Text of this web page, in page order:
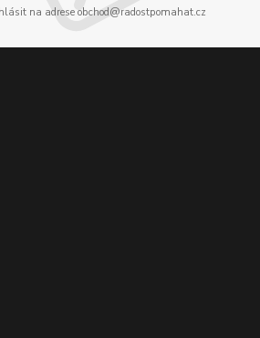
na adrese obchod@radostpomahat.cz